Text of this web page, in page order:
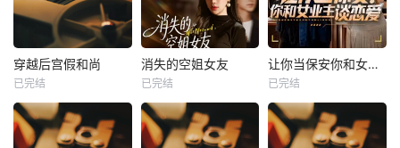
热播
未知
穿越后宫假和尚
已完结
热播
未知
消失的空姐女友
已完结
热播
未知
让你当保安你和女业主谈恋爱
已完结